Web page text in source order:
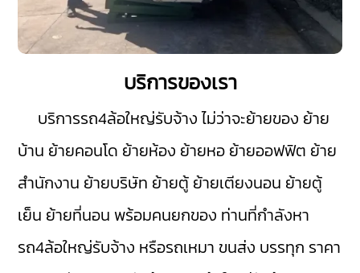
บริการของเรา
บริการรถ4ล้อใหญ่รับจ้าง ไม่ว่าจะย้ายของ ย้าย
บ้าน ย้ายคอนโด ย้ายห้อง ย้ายหอ ย้ายออฟฟิต ย้าย
สำนักงาน ย้ายบริษัท ย้ายตู้ ย้ายเตียงนอน ย้ายตู้
เย็น ย้ายที่นอน พร้อมคนยกของ ท่านที่กำลังหา
รถ4ล้อใหญ่รับจ้าง หรือรถเหมา ขนส่ง บรรทุก ราคา